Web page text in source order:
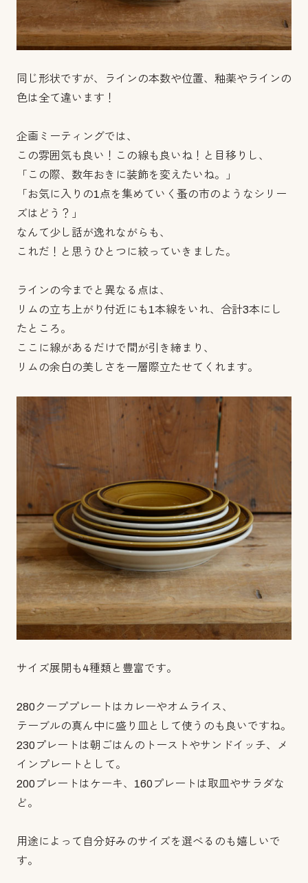
同じ形状ですが、ラインの本数や位置、釉薬やラインの
色は全て違います！
企画ミーティングでは、
この雰囲気も良い！この線も良いね！と目移りし、
「この際、数年おきに装飾を変えたいね。」
「お気に入りの1点を集めていく蚤の市のようなシリー
ズはどう？」
なんて少し話が逸れながらも、
これだ！と思うひとつに絞っていきました。
ラインの今までと異なる点は、
リムの立ち上がり付近にも1本線をいれ、合計3本にし
たところ。
ここに線があるだけで間が引き締まり、
リムの余白の美しさを一層際立たせてくれます。
サイズ展開も4種類と豊富です。
280クーププレートはカレーやオムライス、
テーブルの真ん中に盛り皿として使うのも良いですね。
230プレートは朝ごはんのトーストやサンドイッチ、メ
インプレートとして。
200プレートはケーキ、160プレートは取皿やサラダな
ど。
用途によって自分好みのサイズを選べるのも嬉しいで
す。